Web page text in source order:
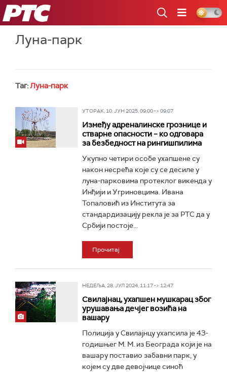
РТС
Луна-парк
Таг:Луна-парк
УТОРАК, 10. ЈУН 2025, 09:00 -> 09:07
Између адреналинске грознице и
стварне опасности – ко одговара
за безбедност на рингишпилима
Укупно четири особе ухапшене су
након несрећа које су се десиле у
луна-парковима протеклог викенда у
Инђији и Угриновцима. Ивана
Топаловић из Института за
стандардизацију рекла је за РТС да у
Србији постоје...
Прочитај
НЕДЕЉА, 28. ЈУЛ 2024, 11:17 -> 12:47
Свилајнац, ухапшен мушкарац због
урушавања дечјег возића на
вашару
Полиција у Свилајнцу ухапсила је 43-
годишњег М. М. из Београда који је на
вашару поставио забавни парк, у
којем су две девојчице синоћ